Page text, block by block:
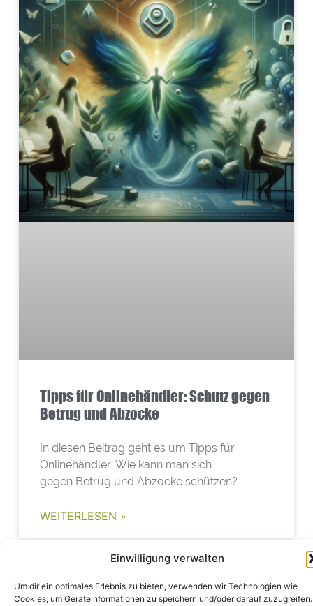
Einwilligung verwalten
Um dir ein optimales Erlebnis zu bieten, verwenden wir Technologien wie
Cookies, um Geräteinformationen zu speichern und/oder darauf zuzugreifen.
Tipps für Onlinehändler: Schutz gegen
Betrug und Abzocke
In diesen Beitrag geht es um Tipps für
Onlinehändler: Wie kann man sich
gegen Betrug und Abzocke schützen?
WEITERLESEN »
CRM: CUSTOMER-RELATIONSHIP-MANAGEMENT